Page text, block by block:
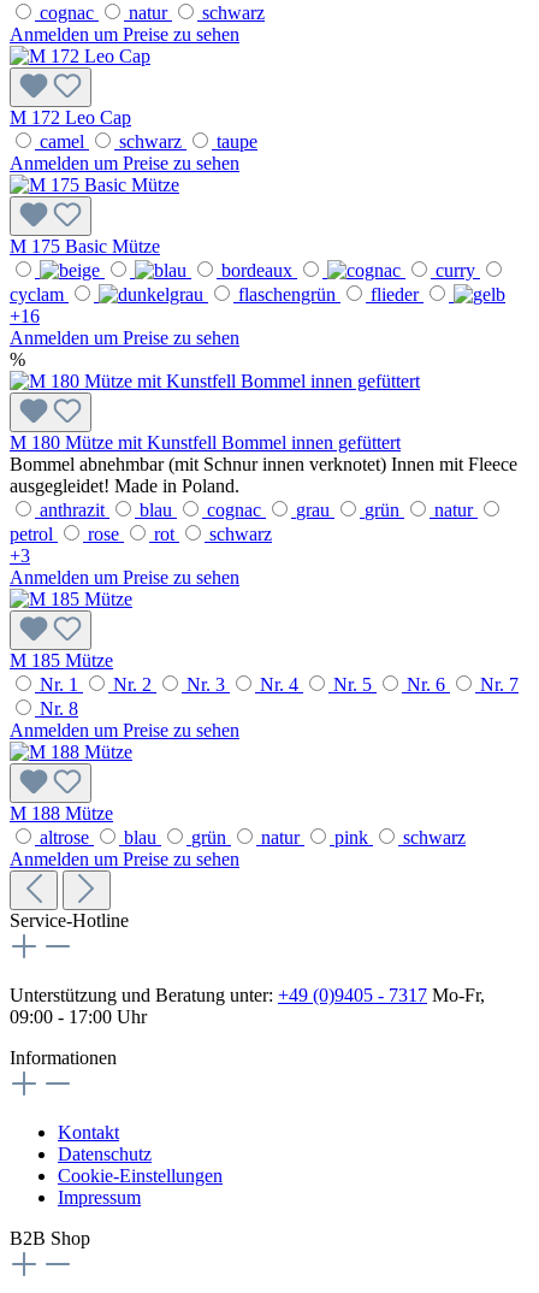
cognac
natur
schwarz
Anmelden um Preise zu sehen
M 172 Leo Cap
camel
schwarz
taupe
Anmelden um Preise zu sehen
M 175 Basic Mütze
bordeaux
curry
cyclam
flaschengrün
flieder
+16
Anmelden um Preise zu sehen
%
M 180 Mütze mit Kunstfell Bommel innen gefüttert
Bommel abnehmbar (mit Schnur innen verknotet) Innen mit Fleece
ausgegleidet! Made in Poland.
anthrazit
blau cognac grau grün
natur
petrol
rose rot
schwarz
+3
Anmelden um Preise zu sehen
M 185 Mütze
Nr. 1
Nr. 2 Nr. 3 Nr. 4 Nr. 5 Nr. 6
Nr. 7
Nr. 8
Anmelden um Preise zu sehen
M 188 Mütze
altrose
blau grün natur pink
schwarz
Anmelden um Preise zu sehen
Service-Hotline
Unterstützung und Beratung unter: +49 (0)9405 - 7317 Mo-Fr,
09:00 - 17:00 Uhr
Informationen
Kontakt
Datenschutz
Cookie-Einstellungen
Impressum
B2B Shop